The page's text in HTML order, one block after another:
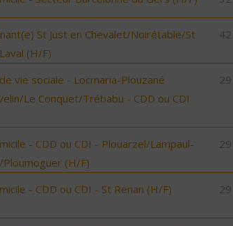
St Just en Chevalet/Noirétable/St
(H/F)
vie sociale - Locmaria-Plouzané
Le Conquet/Trébabu - CDD ou CDI
- CDD ou CDI - Plouarzel/Lampaul-
Ploumoguer (H/F)
- CDD ou CDI - St Renan (H/F)